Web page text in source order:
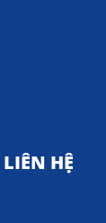
LIÊN HỆ